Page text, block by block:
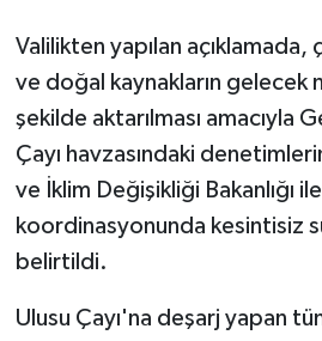
Valilikten yapılan açıklamada,
ve doğal kaynakların gelecek
şekilde aktarılması amacıyla
Çayı havzasındaki
ve İklim Değişikliği Bakanlığı
koordinasyonunda kesintisiz
belirtildi.
Ulusu Çayı'na deşarj yapan